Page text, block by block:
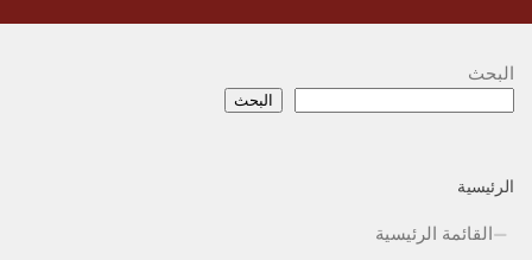
البحث
البحث
الرئيسية
القائمة الرئيسية